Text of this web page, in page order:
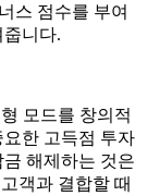
스 점수를 부여
니다.
모드를 창의적
한 고득점 투자
해제하는 것은
객과 결합할 때